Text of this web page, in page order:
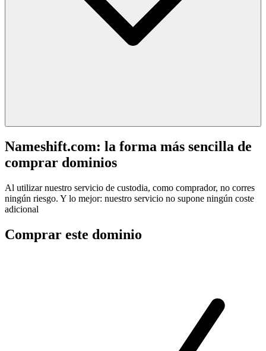
Nameshift.com: la forma más sencilla de
comprar dominios
Al utilizar nuestro servicio de custodia, como comprador, no corres
ningún riesgo. Y lo mejor: nuestro servicio no supone ningún coste
adicional
Comprar este dominio